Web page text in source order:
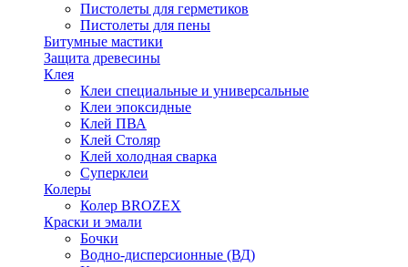
Пистолеты для герметиков
Пистолеты для пены
Битумные мастики
Защита древесины
Клея
Клеи специальные и универсальные
Клеи эпоксидные
Клей ПВА
Клей Столяр
Клей холодная сварка
Суперклеи
Колеры
Колер BROZEX
Краски и эмали
Бочки
Водно-дисперсионные (ВД)